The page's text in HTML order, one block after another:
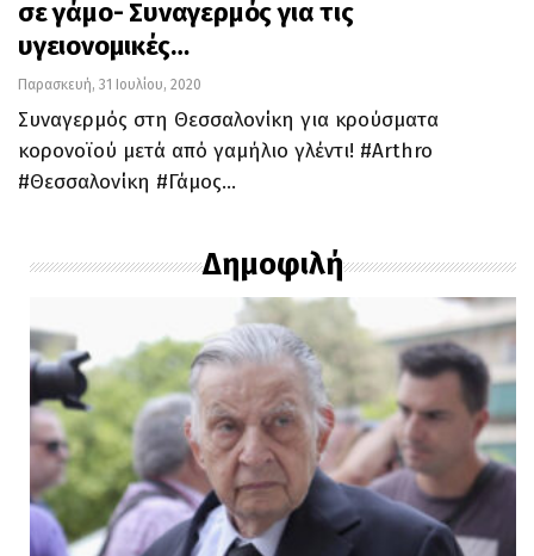
σε γάμο- Συναγερμός για τις
υγειονομικές…
Παρασκευή, 31 Ιουλίου, 2020
Συναγερμός στη Θεσσαλονίκη για κρούσματα
κορονοϊού μετά από γαμήλιο γλέντι! #Arthro
#Θεσσαλονίκη #Γάμος…
Δημοφιλή